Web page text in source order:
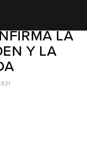
LA
Y LA